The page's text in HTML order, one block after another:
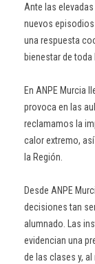
Ante las
nuevos episodios
una respuesta
bienestar de
En ANPE Murcia
provoca en las
reclamamos la
calor extremo,
la Región.
Desde ANPE
decisiones tan
alumnado. Las
evidencian una
de las clases y,